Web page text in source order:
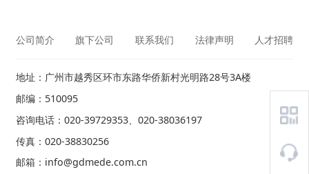
公司简介 旗下公司 联系我们 法律声明 人才招聘
地址：广州市越秀区环市东路华侨新村光明路28号3A楼
邮编：510095
咨询电话：020-39729353、020-38036197
传真：020-38830256
邮箱：info@gdmede.com.cn